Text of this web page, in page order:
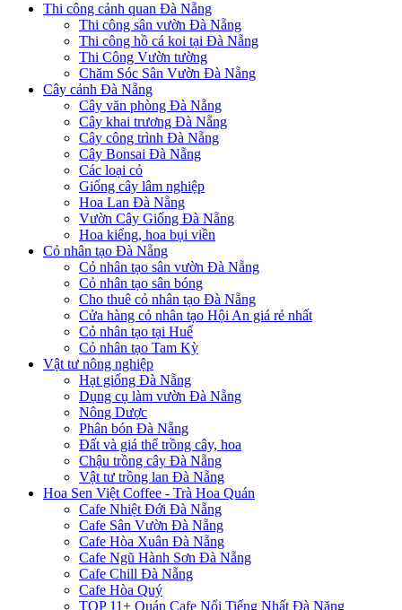
Thi công cảnh quan Đà Nẵng
Thi công sân vườn Đà Nẵng
Thi công hồ cá koi tại Đà Nẵng
Thi Công Vườn tường
Chăm Sóc Sân Vườn Đà Nẵng
Cây cảnh Đà Nẵng
Cây văn phòng Đà Nẵng
Cây khai trương Đà Nẵng
Cây công trình Đà Nẵng
Cây Bonsai Đà Nẵng
Các loại cỏ
Giống cây lâm nghiệp
Hoa Lan Đà Nẵng
Vườn Cây Giống Đà Nẵng
Hoa kiểng, hoa bụi viền
Cỏ nhân tạo Đà Nẵng
Cỏ nhân tạo sân vườn Đà Nẵng
Cỏ nhân tạo sân bóng
Cho thuê cỏ nhân tạo Đà Nẵng
Cửa hàng cỏ nhân tạo Hội An giá rẻ nhất
Cỏ nhân tạo tại Huế
Cỏ nhân tạo Tam Kỳ
Vật tư nông nghiệp
Hạt giống Đà Nẵng
Dụng cụ làm vườn Đà Nẵng
Nông Dược
Phân bón Đà Nẵng
Đất và giá thể trồng cây, hoa
Chậu trồng cây Đà Nẵng
Vật tư trồng lan Đà Nẵng
Hoa Sen Việt Coffee - Trà Hoa Quán
Cafe Nhiệt Đới Đà Nẵng
Cafe Sân Vườn Đà Nẵng
Cafe Hòa Xuân Đà Nẵng
Cafe Ngũ Hành Sơn Đà Nẵng
Cafe Chill Đà Nẵng
Cafe Hòa Quý
TOP 11+ Quán Cafe Nổi Tiếng Nhất Đà Năng